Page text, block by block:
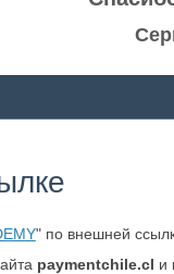
" по внешней
paymentchile.cl и